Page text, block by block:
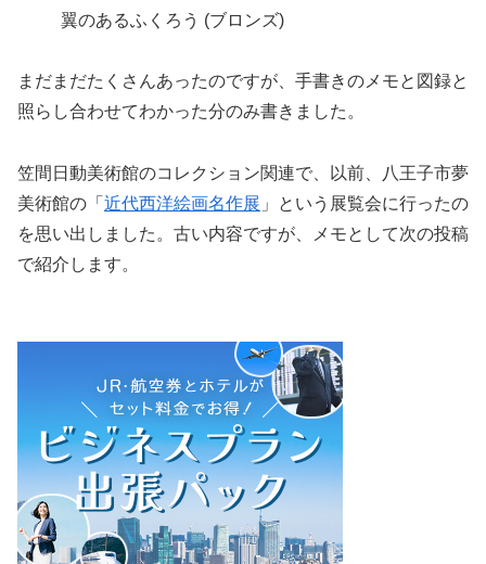
翼のあるふくろう (ブロンズ)
まだまだたくさんあったのですが、手書きのメモと図録と
照らし合わせてわかった分のみ書きました。
笠間日動美術館のコレクション関連で、以前、八王子市夢
美術館の「 近代西洋絵画名作展 」という展覧会に行ったの
を思い出しました。古い内容ですが、メモとして次の投稿
で紹介します。